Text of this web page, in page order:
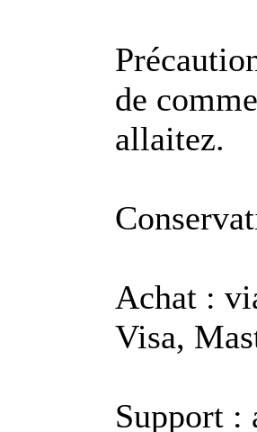
de
allaitez.
Achat :
Visa,
Support :